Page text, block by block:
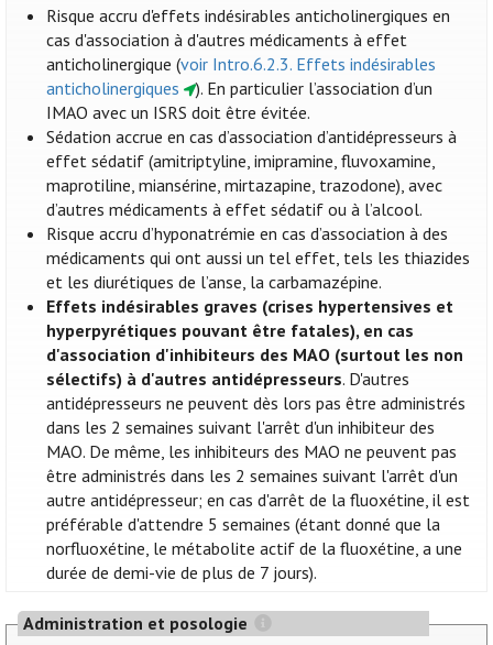
Risque accru d'effets indésirables anticholinergiques en
cas d'association à d'autres médicaments à effet
anticholinergique (voir Intro.6.2.3. Effets indésirables
anticholinergiques
). En particulier l’association d’un
IMAO avec un ISRS doit être évitée.
Sédation accrue en cas d’association d’antidépresseurs à
effet sédatif (amitriptyline, imipramine, fluvoxamine,
maprotiline, miansérine, mirtazapine, trazodone), avec
d’autres médicaments à effet sédatif ou à l’alcool.
Risque accru d’hyponatrémie en cas d’association à des
médicaments qui ont aussi un tel effet, tels les thiazides
et les diurétiques de l’anse, la carbamazépine.
Effets indésirables graves (crises hypertensives et
hyperpyrétiques pouvant être fatales), en cas
d'association d'inhibiteurs des MAO (surtout les non
sélectifs) à d'autres antidépresseurs. D'autres
antidépresseurs ne peuvent dès lors pas être administrés
dans les 2 semaines suivant l'arrêt d'un inhibiteur des
MAO. De même, les inhibiteurs des MAO ne peuvent pas
être administrés dans les 2 semaines suivant l'arrêt d'un
autre antidépresseur; en cas d'arrêt de la fluoxétine, il est
préférable d'attendre 5 semaines (étant donné que la
norfluoxétine, le métabolite actif de la fluoxétine, a une
durée de demi-vie de plus de 7 jours).
Administration et posologie